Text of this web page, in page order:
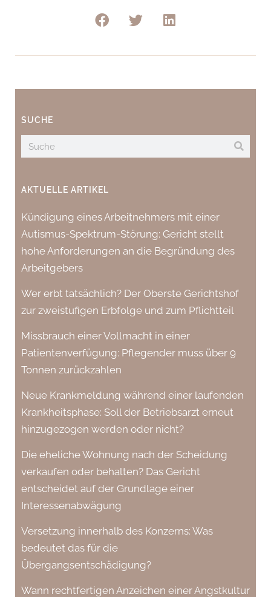
SUCHE
AKTUELLE ARTIKEL
Kündigung eines Arbeitnehmers mit einer
Autismus-Spektrum-Störung: Gericht stellt
hohe Anforderungen an die Begründung des
Arbeitgebers
Wer erbt tatsächlich? Der Oberste Gerichtshof
zur zweistufigen Erbfolge und zum Pflichtteil
Missbrauch einer Vollmacht in einer
Patientenverfügung: Pflegender muss über 9
Tonnen zurückzahlen
Neue Krankmeldung während einer laufenden
Krankheitsphase: Soll der Betriebsarzt erneut
hinzugezogen werden oder nicht?
Die eheliche Wohnung nach der Scheidung
verkaufen oder behalten? Das Gericht
entscheidet auf der Grundlage einer
Interessenabwägung
Versetzung innerhalb des Konzerns: Was
bedeutet das für die
Übergangsentschädigung?
Wann rechtfertigen Anzeichen einer Angstkultur